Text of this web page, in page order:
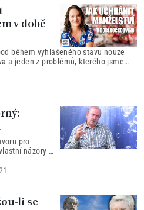
v době
během vyhlášeného stavu nouze
a jeden z problémů, kterého jsme
Kimberley Holmesová, která je
pro
názory a
republice i
naznačuje,
Být či
nebo nechat
li se